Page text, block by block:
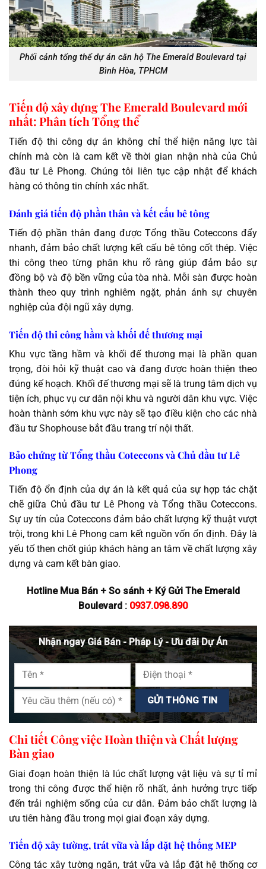
Phối cảnh tổng thể dự án căn hộ The Emerald Boulevard tại
Bình Hòa, TPHCM
Tiến độ xây dựng The Emerald Boulevard mới
nhất: Phân tích Tổng thể
Tiến độ thi công dự án không chỉ thể hiện năng lực tài
chính mà còn là cam kết về thời gian nhận nhà của Chủ
đầu tư Lê Phong. Chúng tôi liên tục cập nhật để khách
hàng có thông tin chính xác nhất.
Đánh giá tiến độ phần thân và kết cấu bê tông
Tiến độ phần thân đang được Tổng thầu Coteccons đẩy
nhanh, đảm bảo chất lượng kết cấu bê tông cốt thép. Việc
thi công theo từng phân khu rõ ràng giúp đảm bảo sự
đồng bộ và độ bền vững của tòa nhà. Mỗi sàn được hoàn
thành theo quy trình nghiêm ngặt, phản ánh sự chuyên
nghiệp của đội ngũ xây dựng.
Tiến độ thi công hầm và khối đế thương mại
Khu vực tầng hầm và khối đế thương mại là phần quan
trọng, đòi hỏi kỹ thuật cao và đang được hoàn thiện theo
đúng kế hoạch. Khối đế thương mại sẽ là trung tâm dịch vụ
tiện ích, phục vụ cư dân nội khu và người dân khu vực. Việc
hoàn thành sớm khu vực này sẽ tạo điều kiện cho các nhà
đầu tư Shophouse bắt đầu trang trí nội thất.
Bảo chứng từ Tổng thầu Coteccons và Chủ đầu tư Lê
Phong
Tiến độ ổn định của dự án là kết quả của sự hợp tác chặt
chẽ giữa Chủ đầu tư Lê Phong và Tổng thầu Coteccons.
Sự uy tín của Coteccons đảm bảo chất lượng kỹ thuật vượt
trội, trong khi Lê Phong cam kết nguồn vốn ổn định. Đây là
yếu tố then chốt giúp khách hàng an tâm về chất lượng xây
dựng và cam kết bàn giao.
Hotline Mua Bán + So sánh + Ký Gửi The Emerald
Boulevard : 0937.098.890
Nhận ngay Giá Bán - Pháp Lý - Ưu đãi Dự Án
Chi tiết Công việc Hoàn thiện và Chất lượng
Bàn giao
Giai đoạn hoàn thiện là lúc chất lượng vật liệu và sự tỉ mỉ
trong thi công được thể hiện rõ nhất, ảnh hưởng trực tiếp
đến trải nghiệm sống của cư dân. Đảm bảo chất lượng là
ưu tiên hàng đầu trong mọi giai đoạn xây dựng.
Tiến độ xây tường, trát vữa và lắp đặt hệ thống MEP
Công tác xây tường ngăn, trát vữa và lắp đặt hệ thống cơ